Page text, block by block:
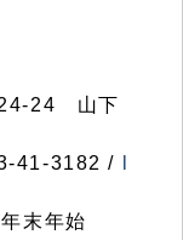
24 山下
41-3182 /
末年始